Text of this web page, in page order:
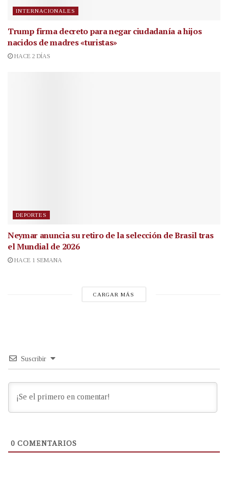
INTERNACIONALES
Trump firma decreto para negar ciudadanía a hijos
nacidos de madres «turistas»
HACE 2 DÍAS
DEPORTES
Neymar anuncia su retiro de la selección de Brasil tras
el Mundial de 2026
HACE 1 SEMANA
CARGAR MÁS
Suscribir
0 COMENTARIOS